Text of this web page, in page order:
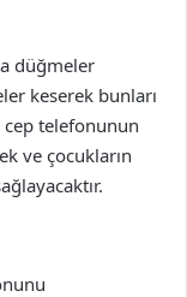
düğmeler
keserek bunları
cep telefonunun
ve çocukların